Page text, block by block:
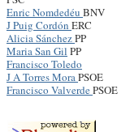
Enric Nomdedéu BNV
J Puig Cordón ERC
Alicia SánchezPP
Maria San Gil PP
Francisco Toledo
J A Torres MoraPSOE
Francisco ValverdePSOE